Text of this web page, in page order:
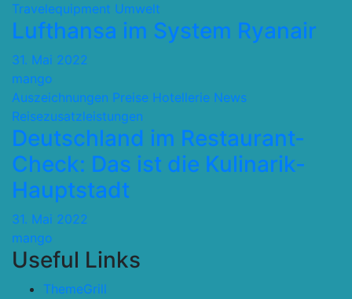
Travelequipment Umwelt
Lufthansa im System Ryanair
31. Mai 2022
mango
Auszeichnungen Preise Hotellerie News
Reisezusatzleistungen
Deutschland im Restaurant-
Check: Das ist die Kulinarik-
Hauptstadt
31. Mai 2022
mango
Useful Links
ThemeGrill